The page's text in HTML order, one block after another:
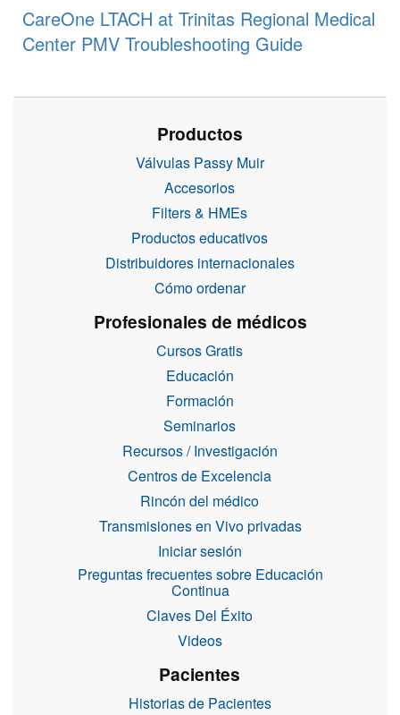
CareOne LTACH at Trinitas Regional Medical
Center PMV Troubleshooting Guide
Productos
Válvulas Passy Muir
Accesorios
Filters & HMEs
Productos educativos
Distribuidores internacionales
Cómo ordenar
Profesionales de médicos
Cursos Gratis
Educación
Formación
Seminarios
Recursos / Investigación
Centros de Excelencia
Rincón del médico
Transmisiones en Vivo privadas
Iniciar sesión
Preguntas frecuentes sobre Educación
Continua
Claves Del Éxito
Videos
Pacientes
Historias de Pacientes